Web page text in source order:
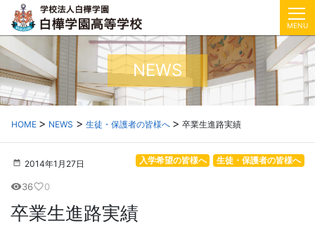
MENU
NEWS
HOME NEWS 生徒・保護者の皆様へ 卒業生進路実績
2014年1月27日 生徒・保護者の皆様へ
入学希望の皆様へ
visibility36favorite_border0
卒業生進路実績